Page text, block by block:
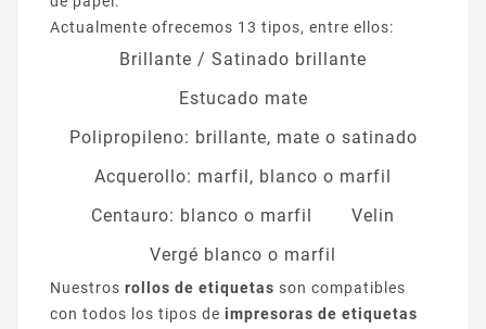
Actualmente ofrecemos 13 tipos, entre ellos:
Brillante / Satinado brillante
Estucado mate
Polipropileno: brillante, mate o satinado
Acquerollo: marfil, blanco o marfil
Centauro: blanco o marfil
Velin
Vergé blanco o marfil
Nuestros rollos de etiquetas son compatibles
con todos los tipos de impresoras de etiquetas